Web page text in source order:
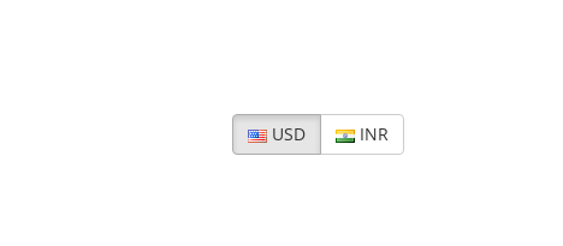
USD INR